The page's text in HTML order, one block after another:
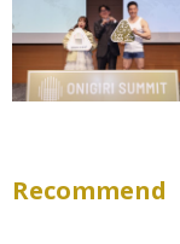
Recommend